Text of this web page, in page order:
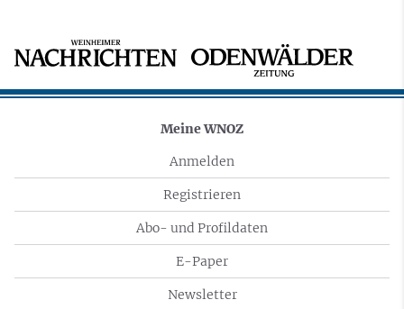
Meine WNOZ
Anmelden
Registrieren
Abo- und Profildaten
E-Paper
Newsletter